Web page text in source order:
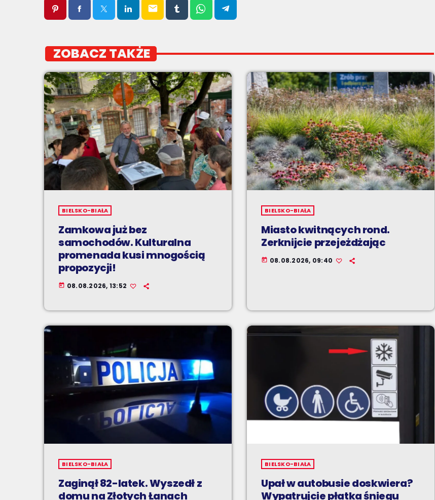
email
ZOBACZ TAKŻE
BIELSKO-BIAŁA
Zamkowa już bez
samochodów. Kulturalna
promenada kusi mnogością
propozycji!
today 08.08.2026, 13:52
BIELSKO-BIAŁA
Miasto kwitnących rond.
Zerknijcie przejeżdżając
today 08.08.2026, 09:40
BIELSKO-BIAŁA
Zaginął 82-latek. Wyszedł z
domu na Złotych Łanach
BIELSKO-BIAŁA
Upał w autobusie doskwiera?
Wypatrujcie płatka śniegu